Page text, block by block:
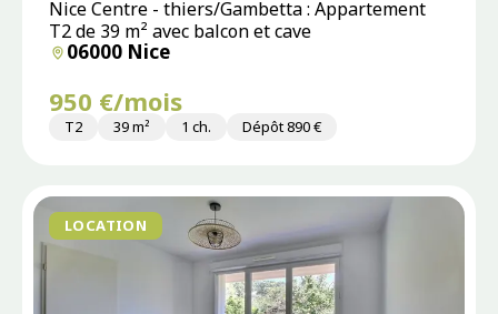
Nice Centre - thiers/Gambetta : Appartement
T2 de 39 m² avec balcon et cave
06000 Nice
950 €/mois
T2 39 m² 1 ch. Dépôt 890 €
LOCATION